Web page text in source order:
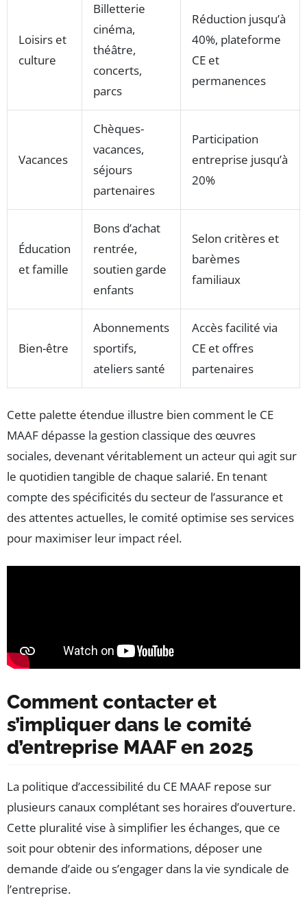
Loisirs et
culture
Billetterie
cinéma,
théâtre,
concerts,
parcs
Réduction jusqu’à
40%, plateforme
CE et
permanences
Vacances
Chèques-
vacances,
séjours
partenaires
Participation
entreprise jusqu’à
20%
Éducation
et famille
Bons d’achat
rentrée,
soutien garde
enfants
Selon critères et
barèmes
familiaux
Bien-être
Abonnements
sportifs,
ateliers santé
Accès facilité via
CE et offres
partenaires
Cette palette étendue illustre bien comment le CE
MAAF dépasse la gestion classique des œuvres
sociales, devenant véritablement un acteur qui agit sur
le quotidien tangible de chaque salarié. En tenant
compte des spécificités du secteur de l’assurance et
des attentes actuelles, le comité optimise ses services
pour maximiser leur impact réel.
Comment contacter et
s’impliquer dans le comité
d’entreprise MAAF en 2025
La politique d’accessibilité du CE MAAF repose sur
plusieurs canaux complétant ses horaires d’ouverture.
Cette pluralité vise à simplifier les échanges, que ce
soit pour obtenir des informations, déposer une
demande d’aide ou s’engager dans la vie syndicale de
l’entreprise.